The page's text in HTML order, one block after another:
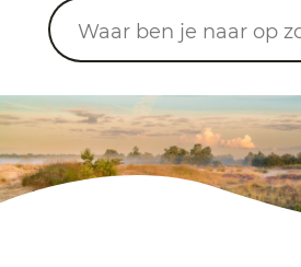
Waar ben je naar op zoek?